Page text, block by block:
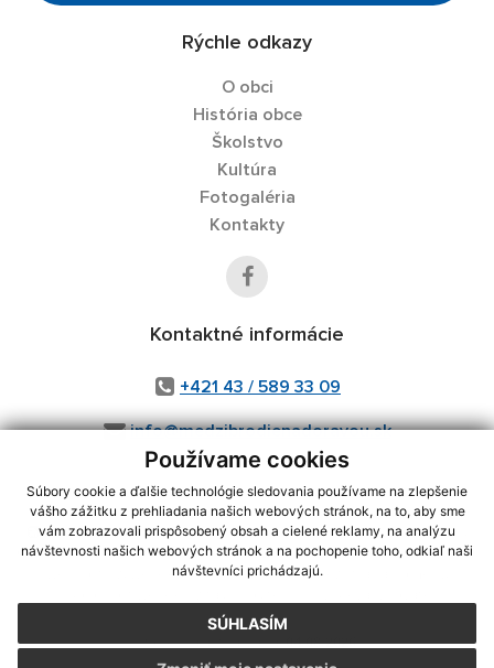
Používame cookies
Súbory cookie a ďalšie technológie sledovania používame na zlepšenie
vášho zážitku z prehliadania našich webových stránok, na to, aby sme
vám zobrazovali prispôsobený obsah a cielené reklamy, na analýzu
návštevnosti našich webových stránok a na pochopenie toho, odkiaľ naši
návštevníci prichádzajú.
SÚHLASÍM
Rýchle odkazy
O obci
História obce
Školstvo
Kultúra
Fotogaléria
Kontakty
Kontaktné informácie
+421 43 / 589 33 09
info@medzibrodienadoravou.sk
využite možnosť získavania aktuálnych informácií s využitím RSS
CMS systém (redakčný) systém ECHELON 2,Mapa stránok,web portál
webex.digital, s.r.o.,domény,registrácia domény
Posledná aktualizácia:04.08.2026